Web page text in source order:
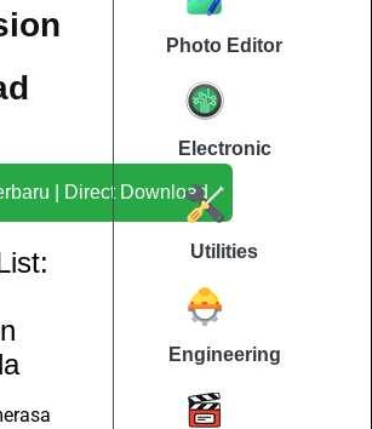
Download Terbaru | Direct Download
Photo Editor
Electronic
Utilities
Engineering